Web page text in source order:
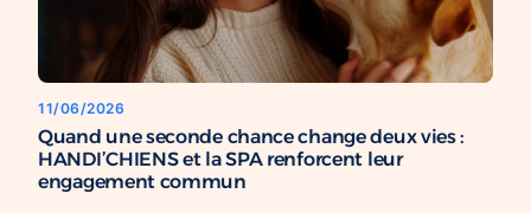
11/06/2026
Quand une seconde chance change deux vies :
HANDI’CHIENS et la SPA renforcent leur
engagement commun